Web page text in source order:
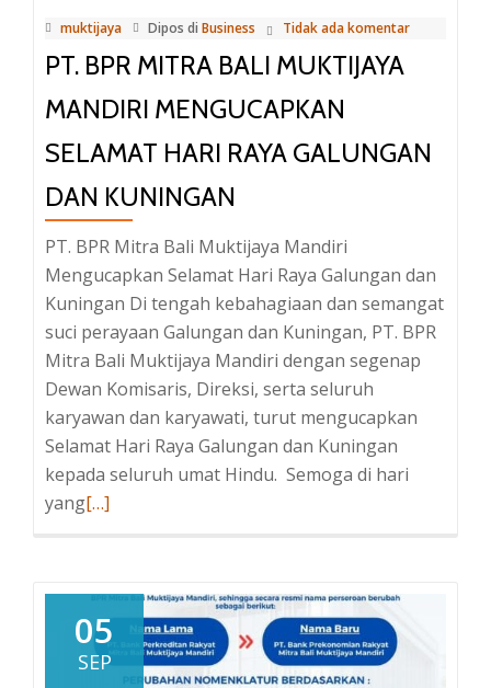
Pemuda,
Dorong
Bangsa
muktijaya Dipos di Business Tidak ada komentar
PT. BPR MITRA BALI MUKTIJAYA
MANDIRI MENGUCAPKAN
SELAMAT HARI RAYA GALUNGAN
DAN KUNINGAN
PT. BPR Mitra Bali Muktijaya Mandiri
Mengucapkan Selamat Hari Raya Galungan dan
Kuningan Di tengah kebahagiaan dan semangat
suci perayaan Galungan dan Kuningan, PT. BPR
Mitra Bali Muktijaya Mandiri dengan segenap
Dewan Komisaris, Direksi, serta seluruh
karyawan dan karyawati, turut mengucapkan
Selamat Hari Raya Galungan dan Kuningan
kepada seluruh umat Hindu. Semoga di hari
yangBaca
BPR
Mitra
Bali
Muktijaya
[…]
05
SEP